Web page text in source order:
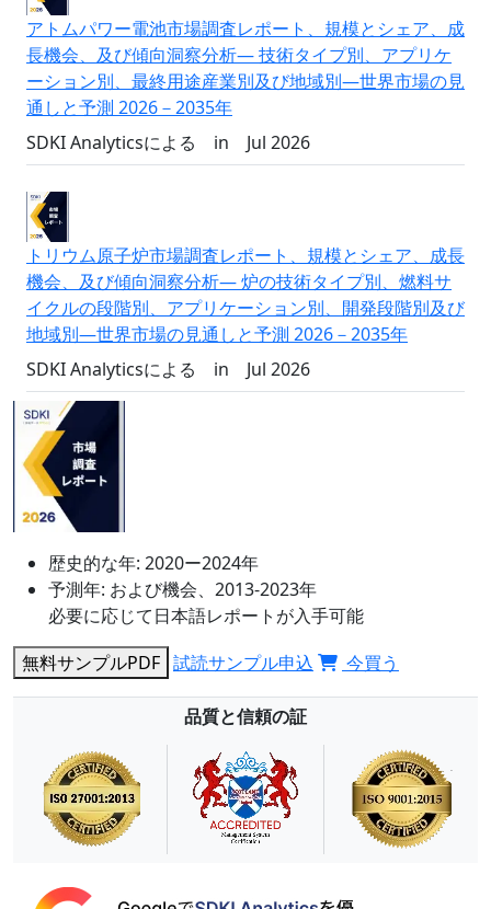
アトムパワー電池市場調査レポート、規模とシェア、成
長機会、及び傾向洞察分析― 技術タイプ別、アプリケ
ーション別、最終用途産業別及び地域別―世界市場の見
通しと予測 2026－2035年
SDKI Analyticsによる
in Jul 2026
トリウム原子炉市場調査レポート、規模とシェア、成長
機会、及び傾向洞察分析― 炉の技術タイプ別、燃料サ
イクルの段階別、アプリケーション別、開発段階別及び
地域別―世界市場の見通しと予測 2026－2035年
SDKI Analyticsによる
in Jul 2026
歴史的な年: 2020ー2024年
予測年: および機会、2013-2023年
必要に応じて日本語レポートが入手可能
無料サンプルPDF 試読サンプル申込 今買う
品質と信頼の証